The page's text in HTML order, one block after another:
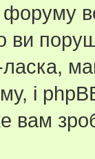
форуму
ви
і
вам